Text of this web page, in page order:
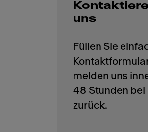
uns
Füllen Sie
melden uns
48 Stunden bei